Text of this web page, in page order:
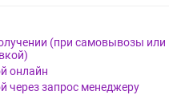
(при самовывозы или
онлайн
через запрос менеджеру